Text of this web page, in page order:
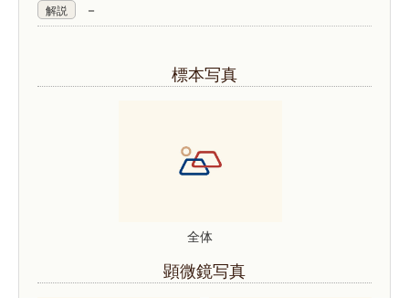
解説 －
標本写真
全体
顕微鏡写真